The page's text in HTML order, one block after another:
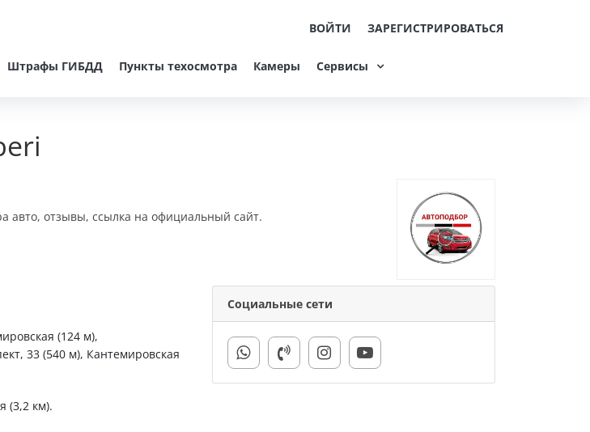
ВОЙТИ ЗАРЕГИСТРИРОВАТЬСЯ
Штрафы ГИБДД Пункты техосмотра Камеры Сервисы
авто, отзывы, ссылка на официальный сайт.
(124 м),
33 (540 м), Кантемировская
(3,2 км).
Социальные сети